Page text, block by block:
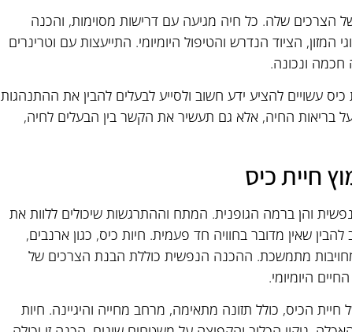
הצרכים שלה. כל חיה מגיעה עם דרישות מסוימות, והכנה
הציוד הנדרש והטיפול היומיומי. התייעצות עם וטרינרים
חכמה ונכונה.
עשויים להציע ידע חשוב ולסייע לבעלים להבין את ההתנהגות
בריאות החיה, אלא גם תעשיר את הקשר בין הבעלים לחיה,
חיית כיס
והן ברמה הגופנית. המתח וההתרגשות שיכולים ללוות את
שאין מדובר בחוויה חד פעמית. חיות כיס, כגון ארנבים,
ומחויבות מתמשכת. ההכנה הנפשית כוללת הבנת הצרכים של
היומיומי.
הכיס, כולל תזונה מתאימה, מרחב מחייה והיגיינה. חיות